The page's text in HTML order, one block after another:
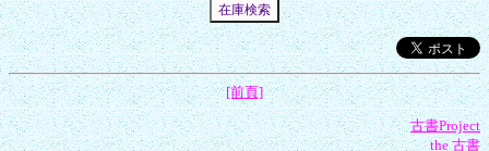
[前頁]
古書Project
the 古書